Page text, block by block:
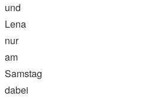
und
Lena
nur
am
Samstag
dabei